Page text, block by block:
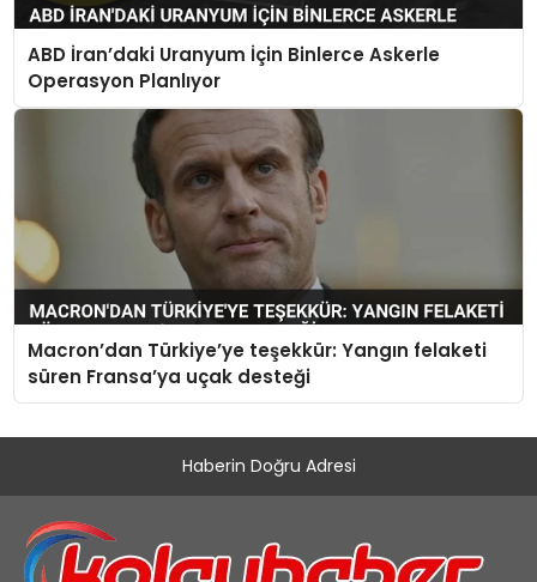
ABD İran’daki Uranyum İçin Binlerce Askerle
Operasyon Planlıyor
Macron’dan Türkiye’ye teşekkür: Yangın felaketi
süren Fransa’ya uçak desteği
Haberin Doğru Adresi